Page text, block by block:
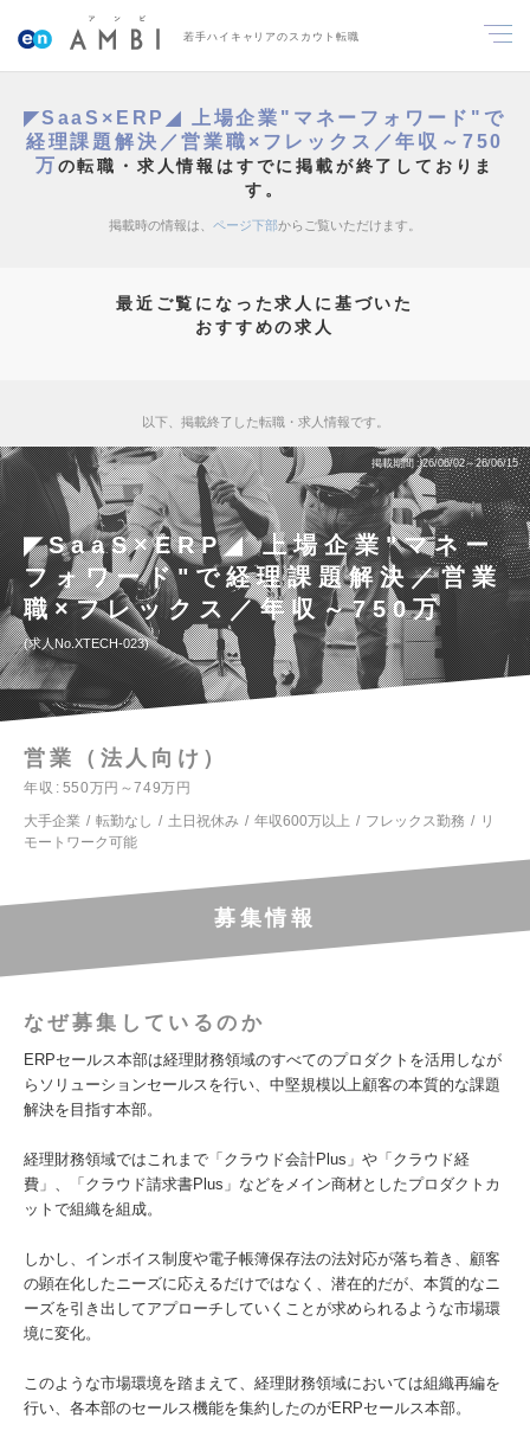
若手ハイキャリアのスカウト転職
◤SaaS×ERP◢ 上場企業"マネーフォワード"で
経理課題解決／営業職×フレックス／年収～750
万の転職・求人情報はすでに掲載が終了しておりま
す。
掲載時の情報は、 ページ下部からご覧いただけます。
最近ご覧になった求人に基づいた
おすすめの求人
以下、掲載終了した転職・求人情報です。
掲載期間 26/06/02～26/06/15
◤SaaS×ERP◢ 上場企業"マネー
フォワード"で経理課題解決／営業
職×フレックス／年収～750万
求人No.XTECH-023
営業（法人向け）
年収
550万円～749万円
大手企業
転勤なし 土日祝休み 年収600万以上 フレックス勤務
リ
モートワーク可能
募集情報
なぜ募集しているのか
ERPセールス本部は経理財務領域のすべてのプロダクトを活用しなが
らソリューションセールスを行い、中堅規模以上顧客の本質的な課題
解決を目指す本部。
経理財務領域ではこれまで「クラウド会計Plus」や「クラウド経
費」、「クラウド請求書Plus」などをメイン商材としたプロダクトカ
ットで組織を組成。
しかし、インボイス制度や電子帳簿保存法の法対応が落ち着き、顧客
の顕在化したニーズに応えるだけではなく、潜在的だが、本質的なニ
ーズを引き出してアプローチしていくことが求められるような市場環
境に変化。
このような市場環境を踏まえて、経理財務領域においては組織再編を
行い、各本部のセールス機能を集約したのがERPセールス本部。